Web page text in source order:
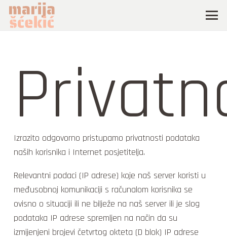
Izrazito odgovorno pristupamo privatnosti podataka
naših korisnika i Internet posjetitelja.
Relevantni podaci (IP adrese) koje naš server koristi u
međusobnoj komunikaciji s računalom korisnika se
ovisno o situaciji ili ne bilježe na naš server ili je slog
podataka IP adrese spremljen na način da su
izmijenjeni brojevi četvrtog okteta (D blok) IP adrese